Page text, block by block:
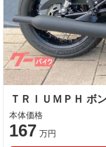
ＴＲＩＵＭＰＨ ボ
本体価格
167 万円